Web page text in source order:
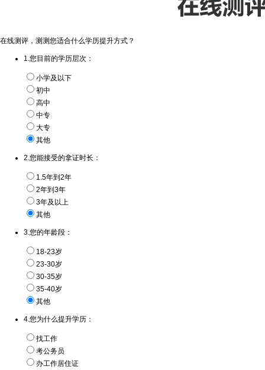
在线测评，测测您适合什么学历提升方式？
1.您目前的学历层次：
小学及以下
初中
高中
中专
大专
其他
2.您能接受的拿证时长：
1.5年到2年
2年到3年
3年及以上
其他
3.您的年龄段：
18-23岁
23-30岁
30-35岁
35-40岁
其他
4.您为什么提升学历：
找工作
考公务员
办工作居住证